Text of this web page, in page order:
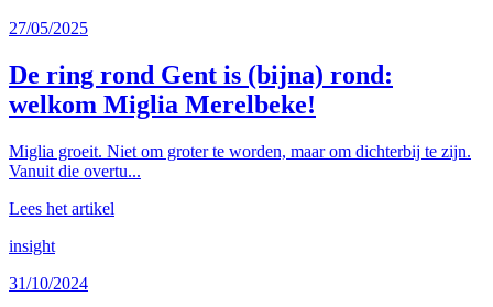
27/05/2025
De ring rond Gent is (bijna) rond:
welkom Miglia Merelbeke!
Miglia groeit. Niet om groter te worden, maar om dichterbij te zijn.
Vanuit die overtu...
Lees het artikel
insight
31/10/2024